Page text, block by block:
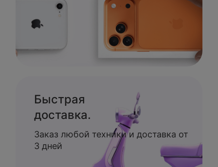
Быстрая
доставка.
Заказ любой техники и доставка от
3 дней